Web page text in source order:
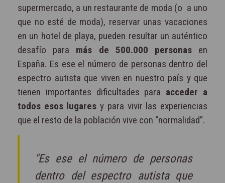
supermercado, a un restaurante de moda (o a uno
que no esté de moda), reservar unas vacaciones
en un hotel de playa, pueden resultar un auténtico
desafío para más de 500.000 personasen
España. Es ese el número de personas dentro del
espectro autista que viven en nuestro país y que
tienen importantes dificultades para acceder a
todos esos lugares y para vivir las experiencias
que el resto de la población vive con “normalidad”.
"Es ese el número de personas
dentro del espectro autista que